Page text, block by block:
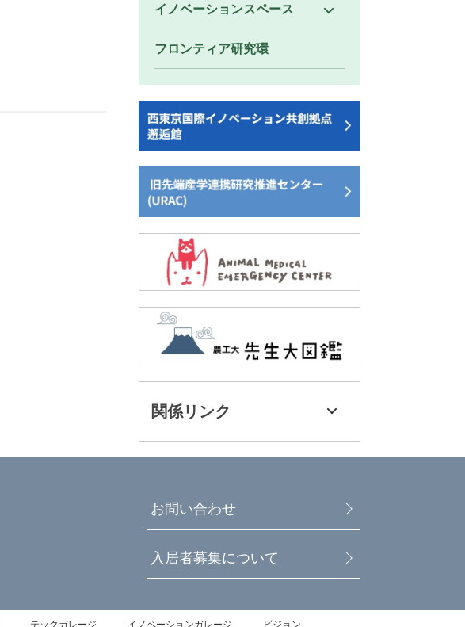
イノベーションスペース
フロンティア研究環
関係リンク
お問い合わせ
入居者募集について
テックガレージ イノベーションガレージ ビジョン